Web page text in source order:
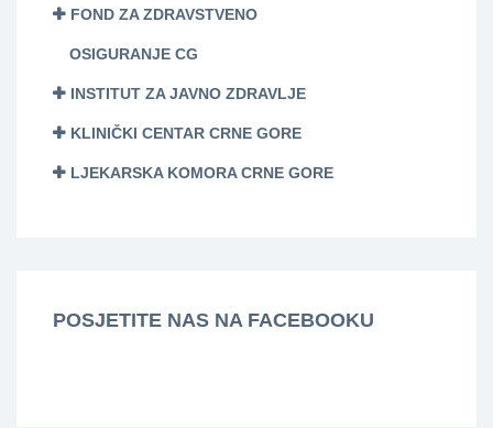
FOND ZA ZDRAVSTVENO
OSIGURANJE CG
INSTITUT ZA JAVNO ZDRAVLJE
KLINIČKI CENTAR CRNE GORE
LJEKARSKA KOMORA CRNE GORE
POSJETITE NAS NA FACEBOOKU